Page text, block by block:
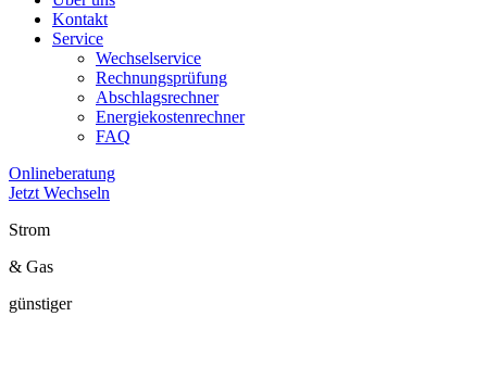
Kontakt
Service
Wechselservice
Rechnungsprüfung
Abschlagsrechner
Energiekostenrechner
FAQ
Onlineberatung
Jetzt Wechseln
Strom
& Gas
günstiger